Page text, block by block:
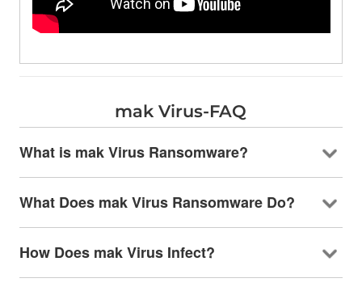
mak Virus-FAQ
What is mak Virus Ransomware?
What Does mak Virus Ransomware Do?
How Does mak Virus Infect?